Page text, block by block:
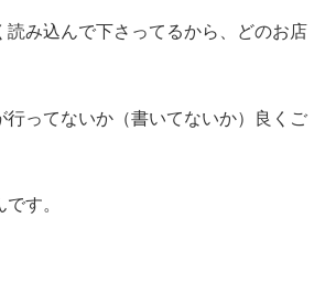
読み込んで下さってるから、どのお店
行ってないか（書いてないか）良くご
す。